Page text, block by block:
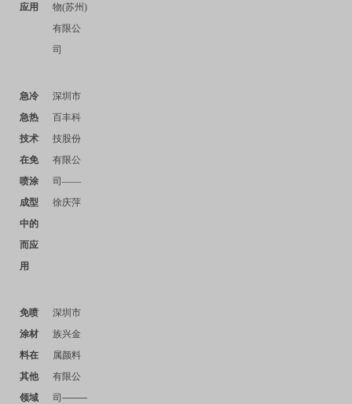
应用
物(苏州 )
有限公
司
急冷
急热
技术
在免
喷涂
成型
中的
而应
用
深圳市
百丰科
技股份
有限公
司——
徐庆萍
免喷
涂材
料在
其他
领域
深圳市
族兴金
属颜料
有限公
司——